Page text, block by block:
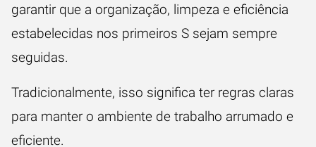
garantir que a organização, limpeza e eficiência
estabelecidas nos primeiros S sejam sempre
seguidas.
Tradicionalmente, isso significa ter regras claras
para manter o ambiente de trabalho arrumado e
eficiente.